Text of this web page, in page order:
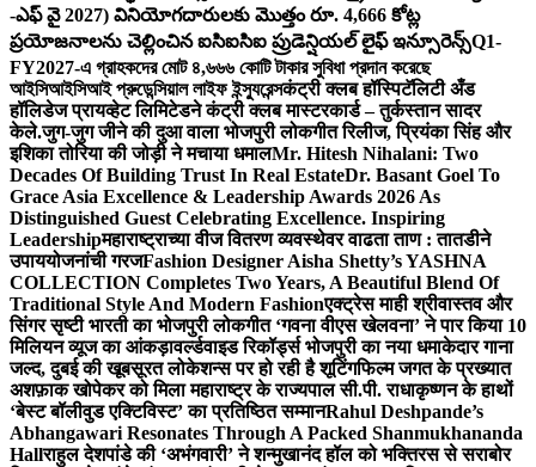
-ఎఫ్ వై 2027) వినియోగదారులకు మొత్తం రూ. 4,666 కోట్ల
ప్రయోజనాలను చెల్లించిన ఐసిఐసిఐ ప్రుడెన్షియల్ లైఫ్ ఇన్సూరెన్స్Q1-
FY2027-এ গ্রাহকদের মোট ৪,৬৬৬ কোটি টাকার সুবিধা প্রদান করেছে
আইসিআইসিআই প্রুডেন্সিয়াল লাইফ ইন্স্যুরেন্সकंट्री क्लब हॉस्पिटॅलिटी अँड
हॉलिडेज प्रायव्हेट लिमिटेडने कंट्री क्लब मास्टरकार्ड – तुर्कस्तान सादर
केले.जुग-जुग जीने की दुआ वाला भोजपुरी लोकगीत रिलीज, प्रियंका सिंह और
इशिका तोरिया की जोड़ी ने मचाया धमालMr. Hitesh Nihalani: Two
Decades Of Building Trust In Real EstateDr. Basant Goel To
Grace Asia Excellence & Leadership Awards 2026 As
Distinguished Guest Celebrating Excellence. Inspiring
Leadershipमहाराष्ट्राच्या वीज वितरण व्यवस्थेवर वाढता ताण : तातडीने
उपाययोजनांची गरजFashion Designer Aisha Shetty’s YASHNA
COLLECTION Completes Two Years, A Beautiful Blend Of
Traditional Style And Modern Fashionएक्ट्रेस माही श्रीवास्तव और
सिंगर सृष्टी भारती का भोजपुरी लोकगीत ‘गवना वीएस खेलवना’ ने पार किया 10
मिलियन व्यूज का आंकड़ावर्ल्डवाइड रिकॉर्ड्स भोजपुरी का नया धमाकेदार गाना
जल्द, दुबई की खूबसूरत लोकेशन्स पर हो रही है शूटिंगफिल्म जगत के प्रख्यात
अशफ़ाक खोपेकर को मिला महाराष्ट्र के राज्यपाल सी.पी. राधाकृष्णन के हाथों
‘बेस्ट बॉलीवुड एक्टिविस्ट’ का प्रतिष्ठित सम्मानRahul Deshpande’s
Abhangawari Resonates Through A Packed Shanmukhananda
Hallराहुल देशपांडे की ‘अभंगवारी’ ने शन्मुखानंद हॉल को भक्तिरस से सराबोर